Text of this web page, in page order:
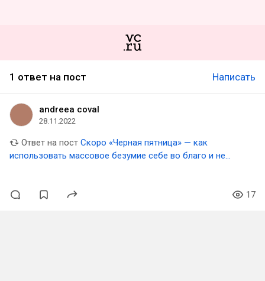
1 ответ на пост Написать
andreea coval
28.11.2022
Ответ на пост Скоро «Черная пятница» — как
использовать массовое безумие себе во благо и не
17